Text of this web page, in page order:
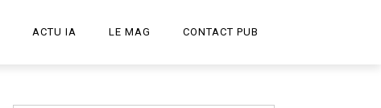
ACTU IA LE MAG CONTACT PUB